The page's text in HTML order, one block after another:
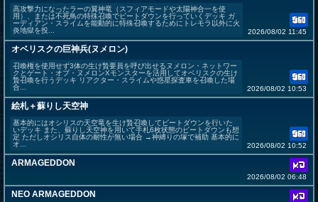
高攻撃力になったラーの翼神竜（スフィアモードや太陽神合一を使
用）、または不死鳥の特殊召喚でビートダウンを行っていくデッキ ガ
ーディアン・スライムを能動的に特殊召喚するためにトレモラ以外に火
炎地獄を投...
2026/08/02 11:45
オベリスクの巨神兵(ヌメロン)
召喚権を使用せず3体の生け贄要員を呼び出せるヌメロン・ネットワー
クとゲート・オブ・ヌメロンXモンスターを活用してオベリスクの生け
贄召喚を行うデッキ リアクター・スライムや惑星探査車を召喚した場
合...
2026/08/02 10:53
絵札＋蘇りし天空神
基本的にはオシリスの天空竜を生け贄召喚してビートダウンを行いた
いデッキ また、蘇りし天空神を用いて手札6枚状態のビートダウンも想
定 ただしオシリス自体の耐性が無い場合 →神縛りの塚で補助 基本的に
オ...
2026/08/02 10:52
ARMAGEDDON
2026/08/02 06:48
NEO ARMAGEDDON